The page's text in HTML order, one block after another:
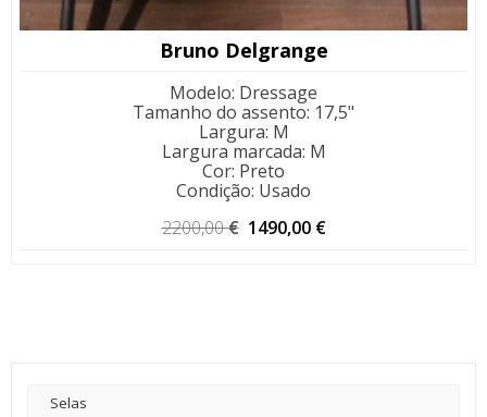
Bruno Delgrange
Modelo: Dressage
Tamanho do assento: 17,5"
Largura: M
Largura marcada: M
Cor: Preto
Condição: Usado
2200,00€ O
1490,00 €
Selas